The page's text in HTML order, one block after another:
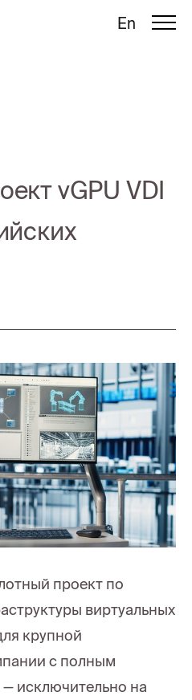
En
vGPU VDI
проект по
виртуальных
крупной
с полным
исключительно на